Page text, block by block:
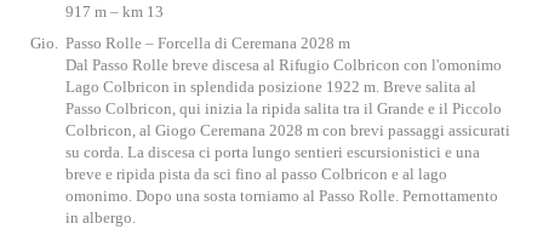
917 m – km 13
Gio. Passo Rolle – Forcella di Ceremana 2028 m
Dal Passo Rolle breve discesa al Rifugio Colbricon con l'omonimo
Lago Colbricon in splendida posizione 1922 m. Breve salita al
Passo Colbricon, qui inizia la ripida salita tra il Grande e il Piccolo
Colbricon, al Giogo Ceremana 2028 m con brevi passaggi assicurati
su corda. La discesa ci porta lungo sentieri escursionistici e una
breve e ripida pista da sci fino al passo Colbricon e al lago
omonimo. Dopo una sosta torniamo al Passo Rolle. Pernottamento
in albergo.